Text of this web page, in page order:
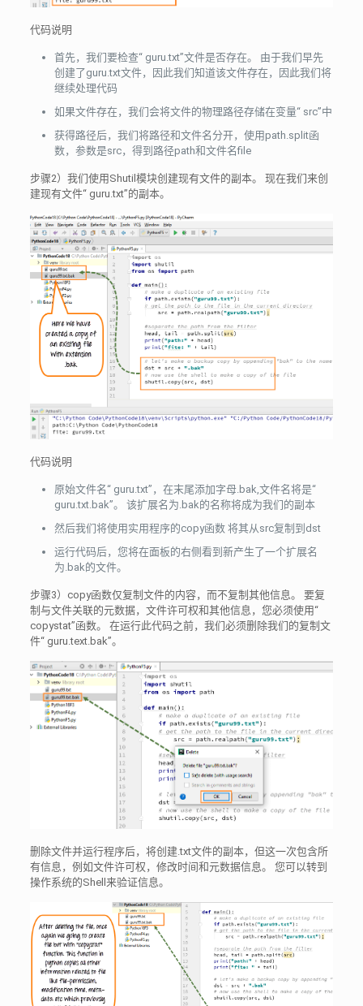
代码说明
首先，我们要检查“ guru.txt”文件是否存在。 由于我们早先
创建了guru.txt文件，因此我们知道该文件存在，因此我们将
继续处理代码
如果文件存在，我们会将文件的物理路径存储在变量“ src”中
获得路径后，我们将路径和文件名分开，使用path.split函
数，参数是src，得到路径path和文件名file
步骤2）我们使用Shutil模块创建现有文件的副本。 现在我们来创
建现有文件“ guru.txt”的副本。
代码说明
原始文件名“ guru.txt”，在末尾添加字母.bak,文件名将是“
guru.txt.bak”。 该扩展名为.bak的名称将成为我们的副本
然后我们将使用实用程序的copy函数 将其从src复制到dst
运行代码后，您将在面板的右侧看到新产生了一个扩展名
为.bak的文件。
步骤3）copy函数仅复制文件的内容，而不复制其他信息。 要复
制与文件关联的元数据，文件许可权和其他信息，您必须使用“
copystat”函数。 在运行此代码之前，我们必须删除我们的复制文
件“ guru.text.bak”。
删除文件并运行程序后，将创建.txt文件的副本，但这一次包含所
有信息，例如文件许可权，修改时间和元数据信息。 您可以转到
操作系统的Shell来验证信息。